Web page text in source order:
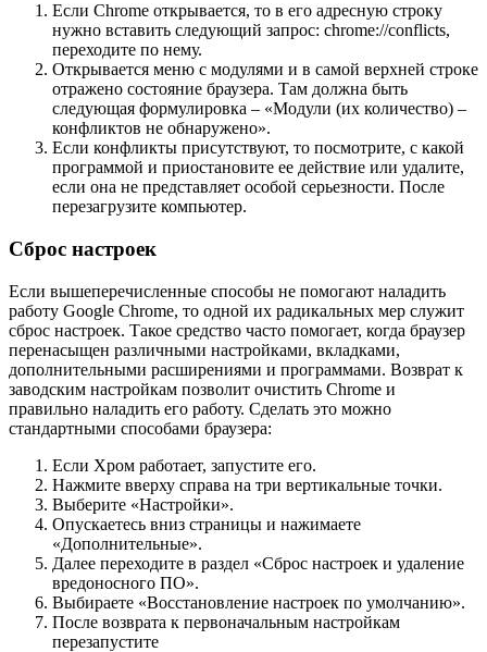
Если Chrome открывается, то в его адресную строку
нужно вставить следующий запрос: chrome://conflicts,
переходите по нему.
Открывается меню с модулями и в самой верхней строке
отражено состояние браузера. Там должна быть
следующая формулировка – «Модули (их количество) –
конфликтов не обнаружено».
Если конфликты присутствуют, то посмотрите, с какой
программой и приостановите ее действие или удалите,
если она не представляет особой серьезности. После
перезагрузите компьютер.
Сброс настроек
Если вышеперечисленные способы не помогают наладить
работу Google Chrome, то одной их радикальных мер служит
сброс настроек. Такое средство часто помогает, когда браузер
перенасыщен различными настройками, вкладками,
дополнительными расширениями и программами. Возврат к
заводским настройкам позволит очистить Chrome и
правильно наладить его работу. Сделать это можно
стандартными способами браузера:
Если Хром работает, запустите его.
Нажмите вверху справа на три вертикальные точки.
Выберите «Настройки».
Опускаетесь вниз страницы и нажимаете
«Дополнительные».
Далее переходите в раздел «Сброс настроек и удаление
вредоносного ПО».
Выбираете «Восстановление настроек по умолчанию».
После возврата к первоначальным настройкам
перезапустите